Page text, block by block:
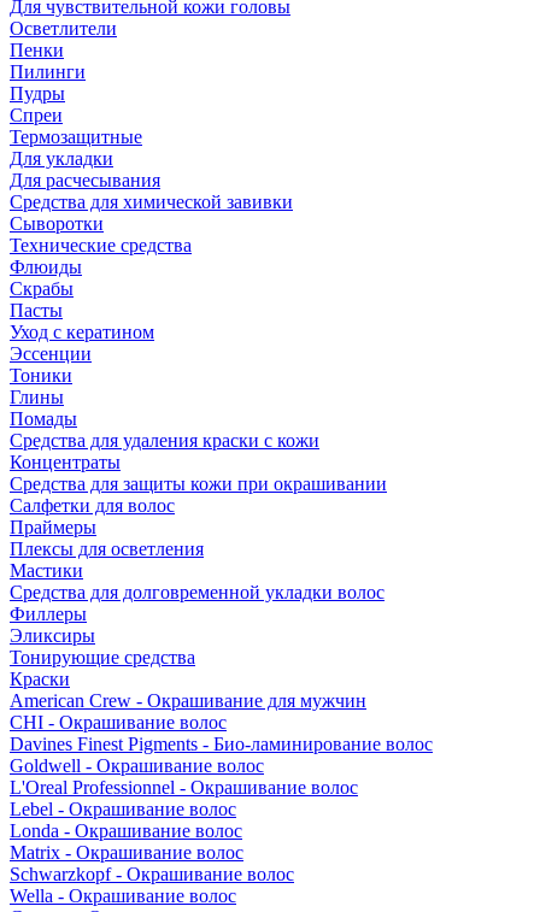
Для чувствительной кожи головы
Осветлители
Пенки
Пилинги
Пудры
Спреи
Термозащитные
Для укладки
Для расчесывания
Средства для химической завивки
Сыворотки
Технические средства
Флюиды
Скрабы
Пасты
Уход с кератином
Эссенции
Тоники
Глины
Помады
Средства для удаления краски с кожи
Концентраты
Средства для защиты кожи при окрашивании
Салфетки для волос
Праймеры
Плексы для осветления
Мастики
Средства для долговременной укладки волос
Филлеры
Эликсиры
Тонирующие средства
Краски
American Crew - Окрашивание для мужчин
CHI - Окрашивание волос
Davines Finest Pigments - Био-ламинирование волос
Goldwell - Окрашивание волос
L'Oreal Professionnel - Окрашивание волос
Lebel - Окрашивание волос
Londa - Окрашивание волос
Matrix - Окрашивание волос
Schwarzkopf - Окрашивание волос
Wella - Окрашивание волос